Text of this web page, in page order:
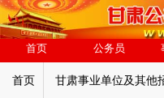
首页 公务员
首页 甘肃事业单位及其他